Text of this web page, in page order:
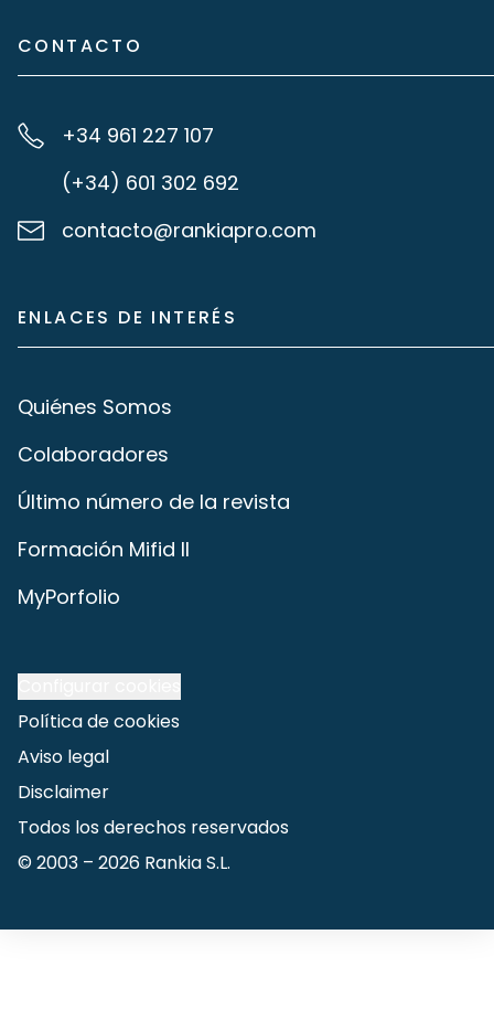
CONTACTO
+34 961 227 107
(+34) 601 302 692
contacto@rankiapro.com
ENLACES DE INTERÉS
Quiénes Somos
Colaboradores
Último número de la revista
Formación Mifid II
MyPorfolio
Política de cookies
Aviso legal
Disclaimer
Todos los derechos reservados
© 2003 – 2026 Rankia S.L.